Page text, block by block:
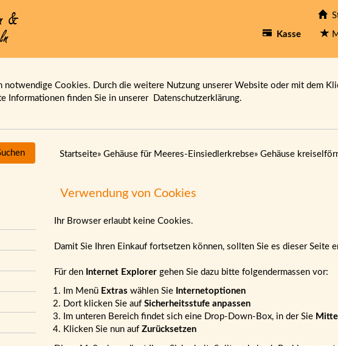
Kasse
Cookies. Durch die weitere Nutzung unserer Website oder mit dem
Informationen finden Sie in unserer Datenschutzerklärung.
Startseite» Gehäuse für Meeres-Einsiedlerkrebse» Gehäuse
Verwendung von Cookies
Ihr Browser erlaubt keine Cookies.
Damit Sie Ihren Einkauf fortsetzen können, sollten Sie es dieser Seite
Für den Internet Explorergehen Sie dazu bitte folgendermassen vor:
Im Menü Extras wählen Sie Internetoptionen
Dort klicken Sie auf Sicherheitsstufe anpassen
Im unteren Bereich findet sich eine Drop-Down-Box, in der Sie Mittel
Klicken Sie nun auf Zurücksetzen